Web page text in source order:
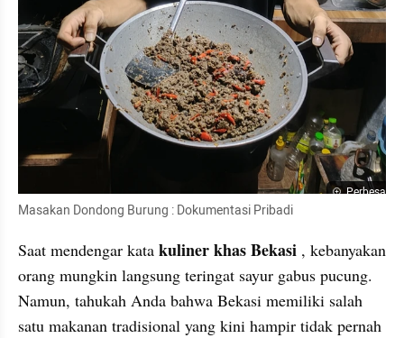
Perbesar
Masakan Dondong Burung : Dokumentasi Pribadi
Saat mendengar kata kuliner khas Bekasi , kebanyakan
orang mungkin langsung teringat sayur gabus pucung.
Namun, tahukah Anda bahwa Bekasi memiliki salah
satu makanan tradisional yang kini hampir tidak pernah